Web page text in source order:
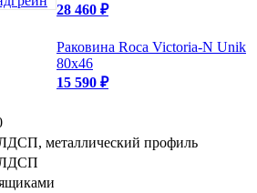
28 460 ₽
Раковина Roca Victoria-N Unik
80х46
15 590 ₽
металлический профиль